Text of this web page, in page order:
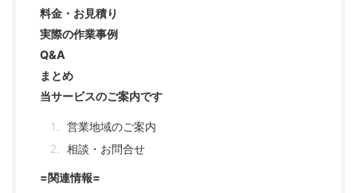
料金・お見積り
実際の作業事例
Q&A
まとめ
当サービスのご案内です
営業地域のご案内
相談・お問合せ
=関連情報=